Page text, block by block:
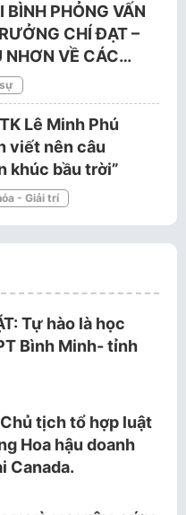
BÌNH PHỎNG VẤN
CHÍ ĐẠT –
NHƠN VỀ CÁC…
Lê Minh Phú
viết nên câu
khúc bầu trời”
- Giải trí
Tự hào là học
Bình Minh- tỉnh
tịch tổ hợp luật
Hoa hậu doanh
Canada.